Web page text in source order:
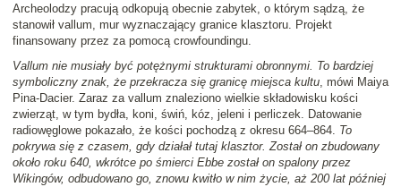
Archeolodzy pracują odkopują obecnie zabytek, o którym sądzą, że
stanowił vallum, mur wyznaczający granice klasztoru. Projekt
finansowany przez za pomocą crowfoundingu.
Vallum nie musiały być potężnymi strukturami obronnymi. To bardziej
symboliczny znak, że przekracza się granicę miejsca kultu, mówi Maiya
Pina-Dacier. Zaraz za vallum znaleziono wielkie składowisku kości
zwierząt, w tym bydła, koni, świń, kóz, jeleni i perliczek. Datowanie
radiowęglowe pokazało, że kości pochodzą z okresu 664–864. To
pokrywa się z czasem, gdy działał tutaj klasztor. Został on zbudowany
około roku 640, wkrótce po śmierci Ebbe został on spalony przez
Wikingów, odbudowano go, znowu kwitło w nim życie, aż 200 lat później